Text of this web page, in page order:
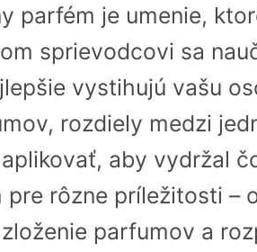
parfém je umenie,
sprievodcovi sa
vystihujú vašu
rozdiely medzi
aby vydržal
rôzne príležitosti –
parfumov a